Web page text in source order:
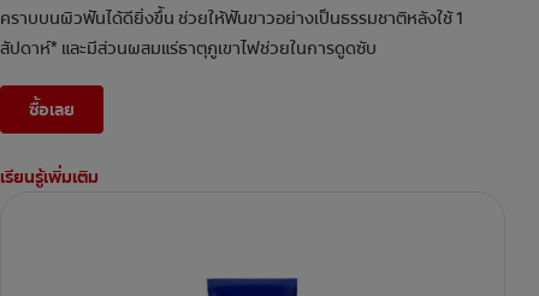
คราบบนผิวฟันได้ดียิ่งขึ้น ช่วยให้ฟันขาวอย่างเป็นธรรมชาติหลังใช้ 1
สัปดาห์* และมีส่วนผสมแร่ธาตุภูเขาไฟช่วยในการดูดซับ
ซื้อเลย
เรียนรู้เพิ่มเติม